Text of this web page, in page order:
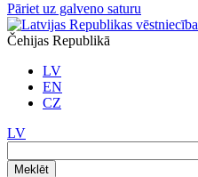
Pāriet uz galveno saturu
Čehijas Republikā
LV
EN
CZ
LV
Meklēt